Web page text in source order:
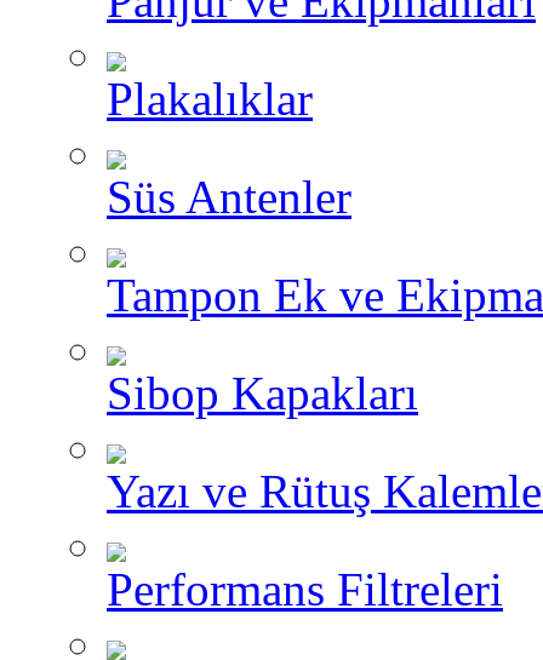
Plakalıklar
Süs Antenler
Tampon Ek ve
Sibop Kapakları
Yazı ve Rütuş
Performans Filtreleri